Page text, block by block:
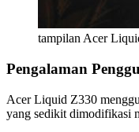
tampilan Acer
Pengalaman
Acer Liquid Z330
yang sedikit dimodifikasi